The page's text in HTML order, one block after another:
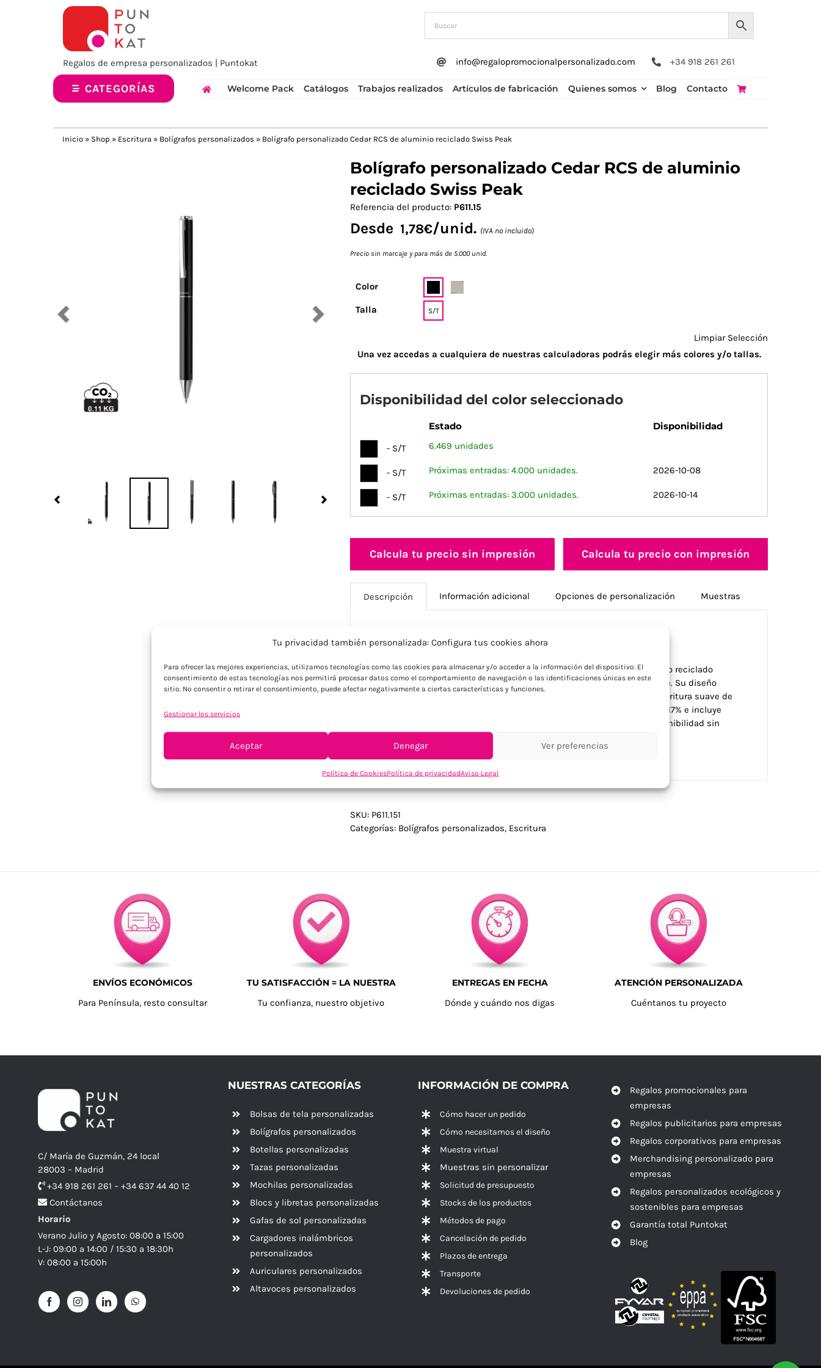
Tu privacidad también personalizada: Configura tus cookies ahora
Para ofrecer las mejores experiencias, utilizamos tecnologías como las cookies para almacenar y/o acceder a la información del dispositivo. El
consentimiento de estas tecnologías nos permitirá procesar datos como el comportamiento de navegación o las identificaciones únicas en este
sitio. No consentir o retirar el consentimiento, puede afectar negativamente a ciertas características y funciones.
Gestionar los servicios
Aceptar Denegar Ver preferencias
Política de CookiesPolítica de privacidadAviso Legal
Regalos de empresa personalizados | Puntokat info@regalopromocionalpersonalizado.com +34 918 261 261
CATEGORÍAS Welcome Pack Catálogos Trabajos realizados Artículos de fabricación Quienes somos Blog Contacto
Inicio » Shop » Escritura » Bolígrafos personalizados » Bolígrafo personalizado Cedar RCS de aluminio reciclado Swiss Peak
Bolígrafo personalizado Cedar RCS de aluminio
reciclado Swiss Peak
Referencia del producto: P611.15
Desde 1,78€/unid. (IVA no incluido)
Precio sin marcaje y para más de 5.000 unid.
Color
Talla S/T
Limpiar Selección
Una vez accedas a cualquiera de nuestras calculadoras podrás elegir más colores y/o tallas.
Disponibilidad del color seleccionado
Estado Disponibilidad
- S/T 6.469 unidades
- S/T Próximas entradas: 4.000 unidades. 2026-10-08
- S/T Próximas entradas: 3.000 unidades. 2026-10-14
Calcula tu precio sin impresión Calcula tu precio con impresión
Descripción Información adicional Opciones de personalización Muestras
Descripción
Transmite los valores de tu marca con este bolígrafo Cedar de aluminio reciclado
certificado RCS que combina bajo impacto ambiental y estilo elegante. Su diseño
moderno ayuda a reducir el impacto ambiental con experiencia de escritura suave de
1200 metros con tinta azul Dokumental. Contenido reciclado total del 17% e incluye
embalaje certificado FSC®. Ideal para empresas que priorizan la sostenibilidad sin
SKU: P611.151
Categorías: Bolígrafos personalizados, Escritura
ENVÍOS ECONÓMICOS
Para Península, resto consultar
TU SATISFACCIÓN = LA NUESTRA
Tu confianza, nuestro objetivo
ENTREGAS EN FECHA
Dónde y cuándo nos digas
ATENCIÓN PERSONALIZADA
Cuéntanos tu proyecto
C/ María de Guzmán, 24 local
28003 – Madrid
+34 918 261 261 – +34 637 44 40 12
Contáctanos
Horario
Verano Julio y Agosto: 08:00 a 15:00
L-J: 09:00 a 14:00 / 15:30 a 18:30h
V: 08:00 a 15:00h
NUESTRAS CATEGORÍAS
Bolsas de tela personalizadas
Bolígrafos personalizados
Botellas personalizadas
Tazas personalizadas
Mochilas personalizadas
Blocs y libretas personalizadas
Gafas de sol personalizadas
Cargadores inalámbricos
personalizados
Auriculares personalizados
Altavoces personalizados
INFORMACIÓN DE COMPRA
Cómo hacer un pedido
Cómo necesitamos el diseño
Muestra virtual
Muestras sin personalizar
Solicitud de presupuesto
Stocks de los productos
Métodos de pago
Cancelación de pedido
Plazos de entrega
Transporte
Devoluciones de pedido
Regalos promocionales para
empresas
Regalos publicitarios para empresas
Regalos corporativos para empresas
Merchandising personalizado para
empresas
Regalos personalizados ecológicos y
sostenibles para empresas
Garantía total Puntokat
Blog